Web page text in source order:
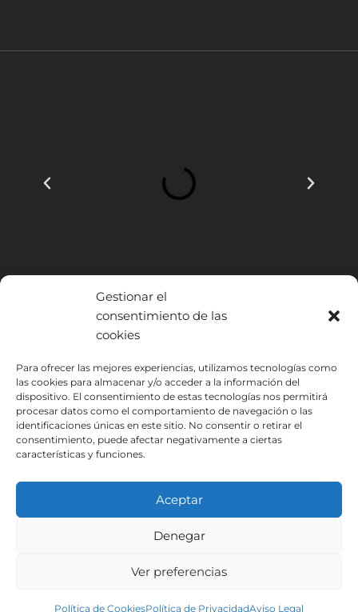
Gestionar el
consentimiento de las
cookies
Para ofrecer las mejores experiencias, utilizamos tecnologías como
las cookies para almacenar y/o acceder a la información del
dispositivo. El consentimiento de estas tecnologías nos permitirá
procesar datos como el comportamiento de navegación o las
identificaciones únicas en este sitio. No consentir o retirar el
consentimiento, puede afectar negativamente a ciertas
características y funciones.
Aceptar
Denegar
Ver preferencias
Política de CookiesPolítica de PrivacidadAviso Legal
INSTITUTO HISPANICO DE MURCIA, SOCIEDAD LIMITADA ha sido
beneficiario del Fondo Europeo de Desarrollo Regional cuyo objetivo
es mejorar el uso y la calidad de las tecnologías de la información y de
las comunicaciones y el acceso a las mismas y gracias al que ha
podido implantar las siguientes soluciones: Presencia web a través de
página propia. Esta acción ha tenido lugar durante 2020. Para ello ha
contado con el apoyo del programa TIC Cámaras de la Cámara de
Condiciones de Inscripción
Política de Cookies